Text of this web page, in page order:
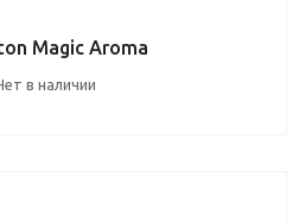
Magic Aroma
в наличии